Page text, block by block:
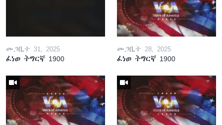
መጋቢት 31, 2025
ፈነወ ትግርኛ 1900
መጋቢት 28, 2025
ፈነወ ትግርኛ 1900